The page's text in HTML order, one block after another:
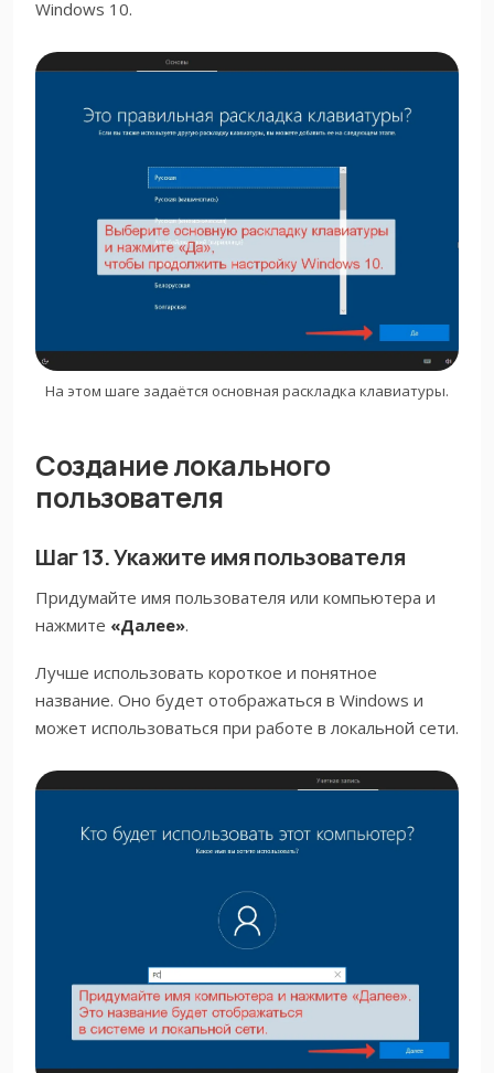
Windows 10.
На этом шаге задаётся основная раскладка клавиатуры.
Создание локального
пользователя
Шаг 13. Укажите имя пользователя
Придумайте имя пользователя или компьютера и
нажмите «Далее».
Лучше использовать короткое и понятное
название. Оно будет отображаться в Windows и
может использоваться при работе в локальной сети.